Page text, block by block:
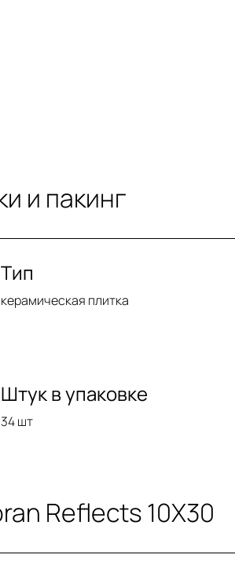
и пакинг
Тип
керамическая плитка
Штук в упаковке
34 шт
Reflects 10X30